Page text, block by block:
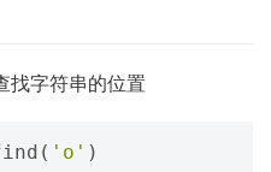
找字符串的位置
( 'o' )